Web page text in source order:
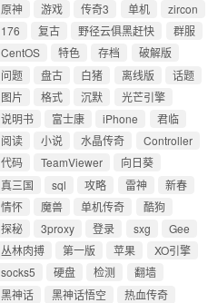
原神
游戏 传奇3 单机
zircon
176
复古 野径云俱黑赶快
群服
CentOS
特色 存档
破解版
问题
盘古 白猪 离线版
话题
图片
格式 沉默
光芒引擎
说明书
富士康 iPhone
君临
阅读
小说 水晶传奇
Controller
代码
TeamViewer
向日葵
真三国
sql 攻略 雷神
新春
情怀
魔兽 单机传奇
酷狗
探秘
3proxy 登录 sxg
Gee
丛林肉搏
第一版 苹果
XO引擎
socks5
硬盘 检测
翻墙
黑神话
黑神话悟空
热血传奇